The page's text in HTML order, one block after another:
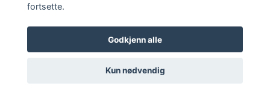
© 2026 Raus HverdagPowered by Quickbutik
fortsette.
Godkjenn alle
Kun nødvendig